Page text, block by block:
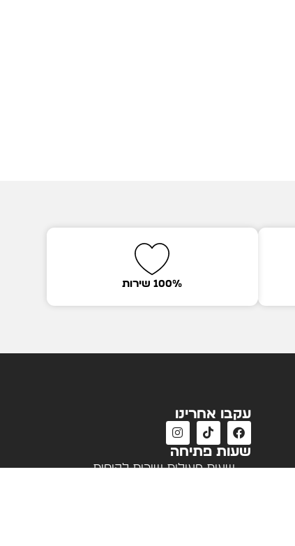
100% שירות
עקבו אחרינו
שעות פתיחה
שעות פעילות שירות לקוחות